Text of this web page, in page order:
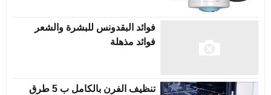
فوائد البقدونس للبشرة والشعر
فوائد مذهلة
تنظيف الفرن بالكامل ب 5 طرق